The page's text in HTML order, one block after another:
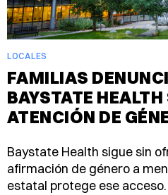
LOCALES
FAMILIAS
BAYSTATE
ATENCIÓN DE
Baystate Health sigue sin
afirmación de género a
estatal protege ese acceso.